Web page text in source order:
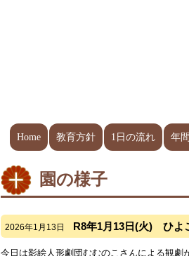
Home 教育方針 1日の流れ 年
園の様子
2026年1月13日 R8年1月13日(火) ひよ
今日は影絵人形劇団むむのこさんによる観劇